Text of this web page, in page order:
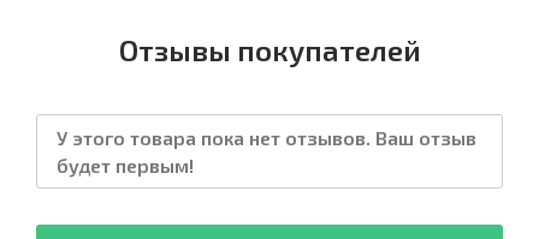
Отзывы покупателей
У этого товара пока нет отзывов. Ваш отзыв
будет первым!